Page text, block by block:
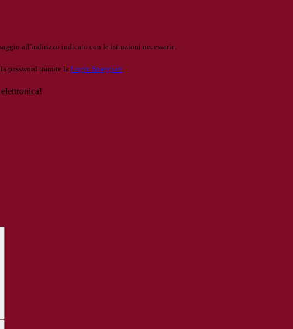
all'indirizzo indicato con le istruzioni necessarie.
password tramite la Login Spaggiari